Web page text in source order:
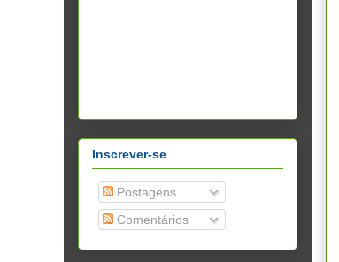
Inscrever-se
Postagens
Comentários